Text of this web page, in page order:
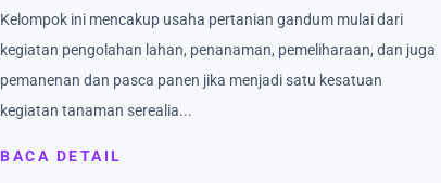
Kelompok ini mencakup usaha pertanian gandum mulai dari
kegiatan pengolahan lahan, penanaman, pemeliharaan, dan juga
pemanenan dan pasca panen jika menjadi satu kesatuan
kegiatan tanaman serealia...
BACA DETAIL